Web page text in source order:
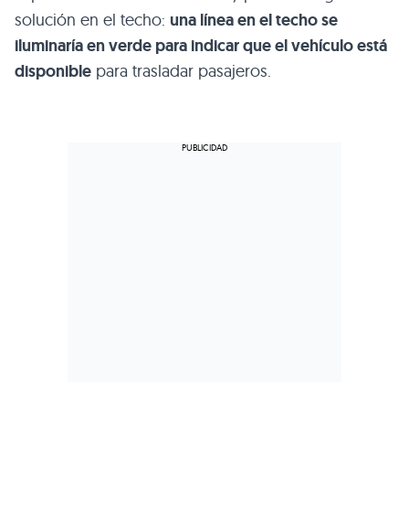
solución en el techo: una línea en el techo se
iluminaría en verde para indicar que el vehículo está
disponible para trasladar pasajeros.